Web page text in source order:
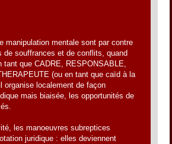
manipulation mentale sont par contre
de souffrances et de conflits, quand
tant que CADRE, RESPONSABLE,
(ou en tant que caïd à la
organise localement de façon
mais biaisée, les opportunités de
les manoeuvres subreptices
juridique : elles deviennent